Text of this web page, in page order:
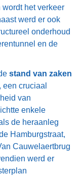
het verkeer
werd er ook
onderhoud
en de
stand van zaken
, een cruciaal
van
enkele
de heraanleg
Hamburgstraat,
Cauwelaertbrug
werd er